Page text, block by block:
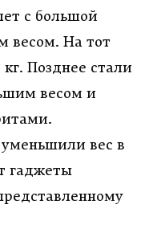
с большой
весом. На тот
Позднее стали
весом и
вес в
гаджеты